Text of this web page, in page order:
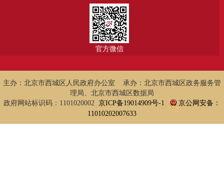
官方微信
主办：北京市西城区人民政府办公室 承办：北京市西城区政务服务管
理局、北京市西城区数据局
政府网站标识码：1101020002 京ICP备19014909号-1
京公网安备：
11010202007633